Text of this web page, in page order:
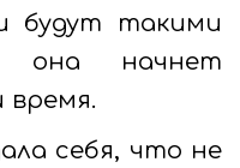
будут такими
она начнет
время.
себя, что не